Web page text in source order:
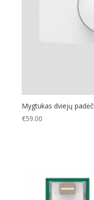
Mygtukas dviejų
€59.00